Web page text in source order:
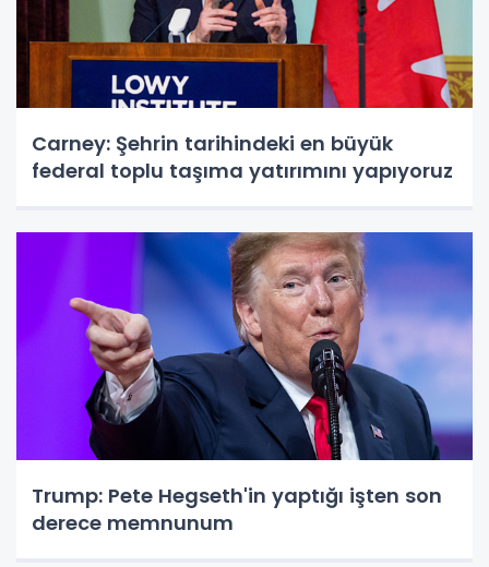
Carney: Şehrin tarihindeki en büyük
federal toplu taşıma yatırımını yapıyoruz
Trump: Pete Hegseth'in yaptığı işten son
derece memnunum